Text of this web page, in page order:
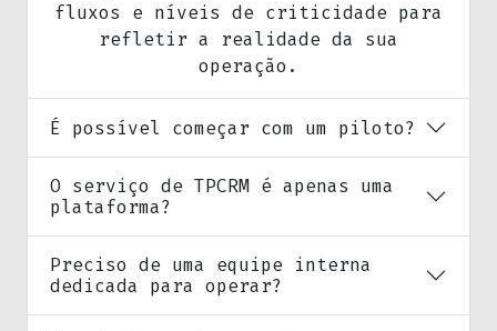
fluxos e níveis de criticidade para
refletir a realidade da sua
operação.
É possível começar com um piloto?
O serviço de TPCRM é apenas uma
plataforma?
Preciso de uma equipe interna
dedicada para operar?